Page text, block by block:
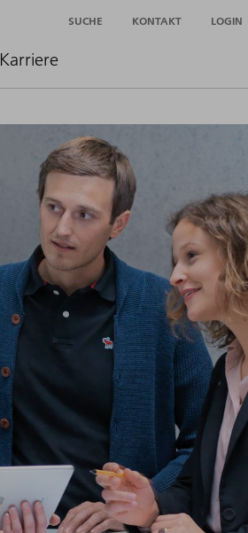
Karriere
SUCHE KONTAKT LOGIN